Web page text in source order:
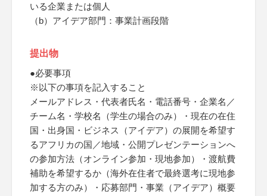
いる企業または個人
（b）アイデア部門：事業計画段階
提出物
●必要事項
※以下の事項を記入すること
メールアドレス・代表者氏名・電話番号・企業名／
チーム名・学校名（学生の場合のみ）・現在の在住
国・出身国・ビジネス（アイデア）の展開を希望す
るアフリカの国／地域・公開プレゼンテーションへ
の参加方法（オンライン参加・現地参加）・渡航費
補助を希望するか（海外在住者で最終選考に現地参
加する方のみ）・応募部門・事業（アイデア）概要